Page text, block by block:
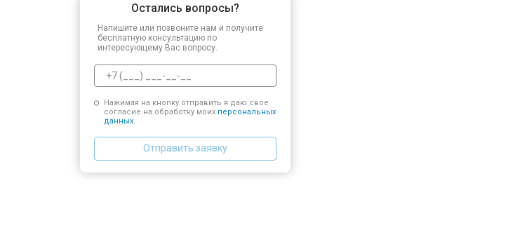
Остались вопросы?
Напишите или позвоните нам и получите
бесплатную консультацию по
интересующему Вас вопросу.
Нажимая на кнопку отправить я даю свое
согласие на обработку моих персональных
данных.
Отправить заявку